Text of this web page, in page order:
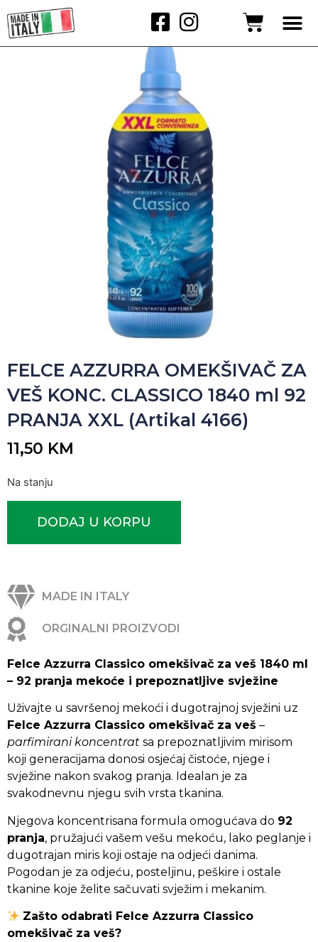
FELCE AZZURRA OMEKŠIVAČ ZA
VEŠ KONC. CLASSICO 1840 ml 92
PRANJA XXL (Artikal 4166)
11,50 KM
Na stanju
DODAJ U KORPU
MADE IN ITALY
ORGINALNI PROIZVODI
Felce Azzurra Classico omekšivač za veš 1840 ml
– 92 pranja mekoće i prepoznatljive svježine
Uživajte u savršenoj mekoći i dugotrajnoj svježini uz
Felce Azzurra Classico omekšivač za veš –
parfimirani koncentrat sa prepoznatljivim mirisom
koji generacijama donosi osjećaj čistoće, njege i
svježine nakon svakog pranja. Idealan je za
svakodnevnu njegu svih vrsta tkanina.
Njegova koncentrisana formula omogućava do 92
pranja, pružajući vašem vešu mekoću, lako peglanje i
dugotrajan miris koji ostaje na odjeći danima.
Pogodan je za odjeću, posteljinu, peškire i ostale
tkanine koje želite sačuvati svježim i mekanim.
Zašto odabrati Felce Azzurra Classico
omekšivač za veš?